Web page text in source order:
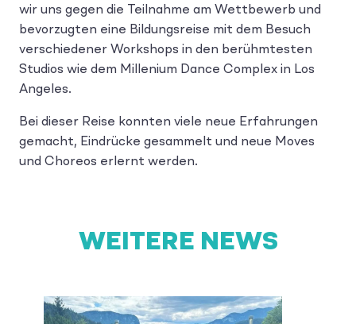
wir uns gegen die Teilnahme am Wettbewerb und
bevorzugten eine Bildungsreise mit dem Besuch
verschiedener Workshops in den berühmtesten
Studios wie dem Millenium Dance Complex in Los
Angeles.
Bei dieser Reise konnten viele neue Erfahrungen
gemacht, Eindrücke gesammelt und neue Moves
und Choreos erlernt werden.
WEITERE NEWS